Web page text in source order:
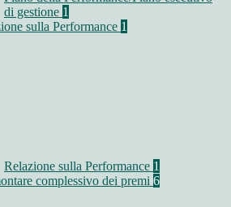
di gestione 1
sulla Performance 1
Relazione sulla Performance 1
complessivo dei premi 6